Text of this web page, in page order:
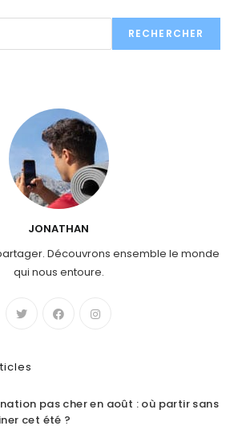
RECHERCHER
JONATHAN
Découvrons ensemble le monde
qui nous entoure.
pas cher en août : où partir sans
cet été ?